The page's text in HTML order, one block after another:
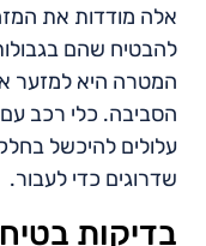
אלה מודדות את
להבטיח שהם
המטרה היא למזער
הסביבה. כלי רכב עם
עלולים להיכשל
שדרוגים כדי לעבור.
בדיקות